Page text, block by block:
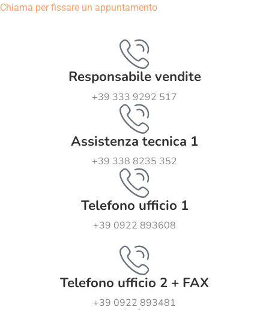
Chiama per fissare un appuntamento
Responsabile vendite
+39 333 9292 517
Assistenza tecnica 1
+39 338 8235 352
Telefono ufficio 1
+39 0922 893608
Telefono ufficio 2 + FAX
+39 0922 893481